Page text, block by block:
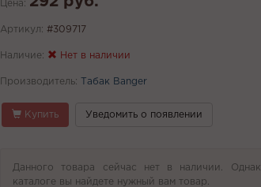
Цена:
Артикул: #309717
Наличие: Нет в наличии
Производитель: Табак Banger
Купить Уведомить о появлении
Данного товара сейчас нет в наличии.
каталоге вы найдете нужный вам товар.